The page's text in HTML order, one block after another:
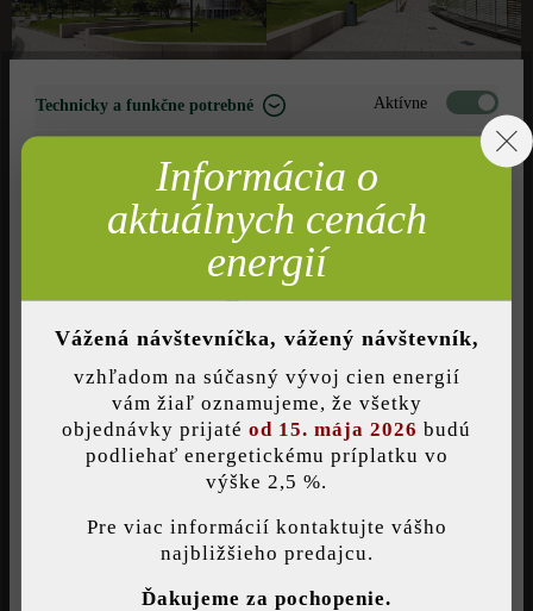
CELKOVÁ PLOCHA:cca 2.500 m
Landschaftsarchitekturbüro Auböck +
Technicky a funkčne potrebné Aktívne
Neaktívne
Komfort (funkčnosť stránky)
Uložiť individuálne nastavenie
Táto webová stránka používa súbory cookie, aby vám ponúkla
Informácia o
aktuálnych cenách
energií
Vážená návštevníčka, vážený návštevník,
vzhľadom na súčasný vývoj cien energií
vám žiaľ oznamujeme, že všetky
objednávky prijaté od 15. mája 2026 budú
podliehať energetickému príplatku vo
výške 2,5 %.
Pre viac informácií kontaktujte vášho
najbližšieho predajcu.
Ďakujeme za pochopenie.